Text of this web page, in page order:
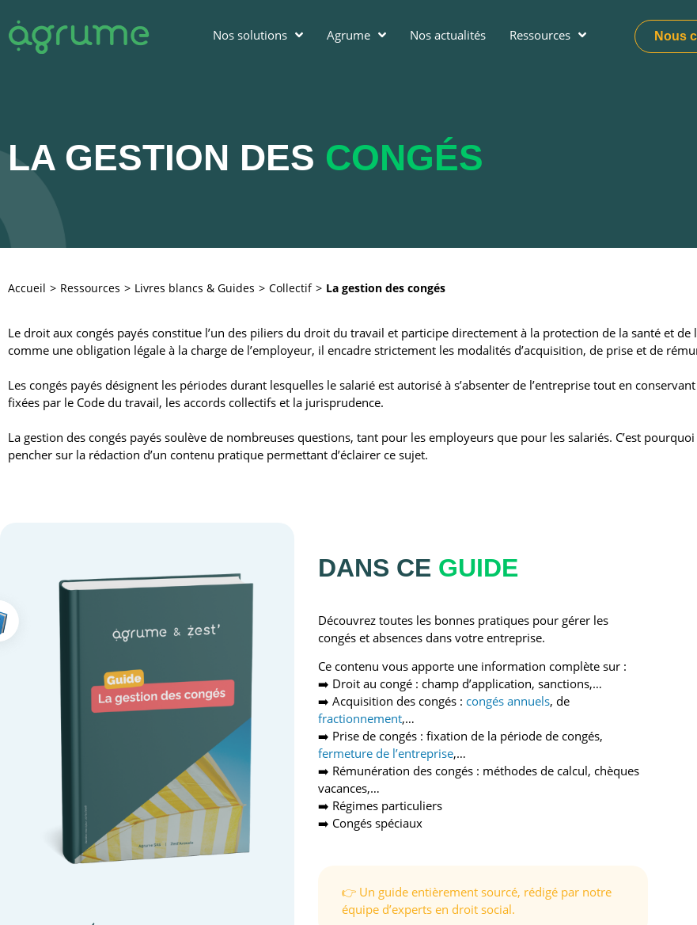
Nos solutions Agrume Nos actualités Ressources Nous
LA GESTION DES CONGÉS
Accueil Ressources Livres blancs & Guides Collectif La gestion des congés
Le droit aux congés payés constitue l’un des piliers du droit du travail et participe directement à la protection de la santé et de
comme une obligation légale à la charge de l’employeur, il encadre strictement les modalités d’acquisition, de prise et de
Les congés payés désignent les périodes durant lesquelles le salarié est autorisé à s’absenter de l’entreprise tout en
fixées par le Code du travail, les accords collectifs et la jurisprudence.
La gestion des congés payés soulève de nombreuses questions, tant pour les employeurs que pour les salariés. C’est
pencher sur la rédaction d’un contenu pratique permettant d’éclairer ce sujet.
DANS CE GUIDE
Découvrez toutes les bonnes pratiques pour gérer les
congés et absences dans votre entreprise.
Ce contenu vous apporte une information complète sur :
➡️ Droit au congé : champ d’application, sanctions,…
➡️ Acquisition des congés : congés annuels, de
fractionnement,…
➡️ Prise de congés : fixation de la période de congés,
fermeture de l’entreprise,…
➡️ Rémunération des congés : méthodes de calcul, chèques
vacances,…
➡️ Régimes particuliers
➡️ Congés spéciaux
👉 Un guide entièrement sourcé, rédigé par notre
équipe d’experts en droit social.